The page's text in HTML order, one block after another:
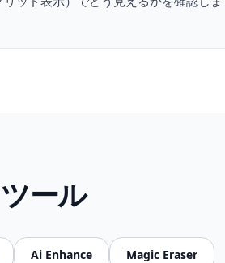
ツール
Ai Enhance Magic Eraser